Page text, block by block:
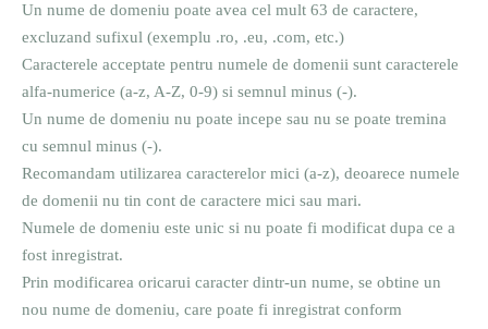
Un nume de domeniu poate avea cel mult 63 de caractere,
excluzand sufixul (exemplu .ro, .eu, .com, etc.)
Caracterele acceptate pentru numele de domenii sunt caracterele
alfa-numerice (a-z, A-Z, 0-9) si semnul minus (-).
Un nume de domeniu nu poate incepe sau nu se poate tremina
cu semnul minus (-).
Recomandam utilizarea caracterelor mici (a-z), deoarece numele
de domenii nu tin cont de caractere mici sau mari.
Numele de domeniu este unic si nu poate fi modificat dupa ce a
fost inregistrat.
Prin modificarea oricarui caracter dintr-un nume, se obtine un
nou nume de domeniu, care poate fi inregistrat conform